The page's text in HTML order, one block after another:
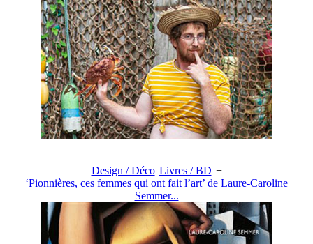
Design / Déco Livres / BD +
‘Pionnières, ces femmes qui ont fait l’art’ de Laure-Caroline
Semmer...